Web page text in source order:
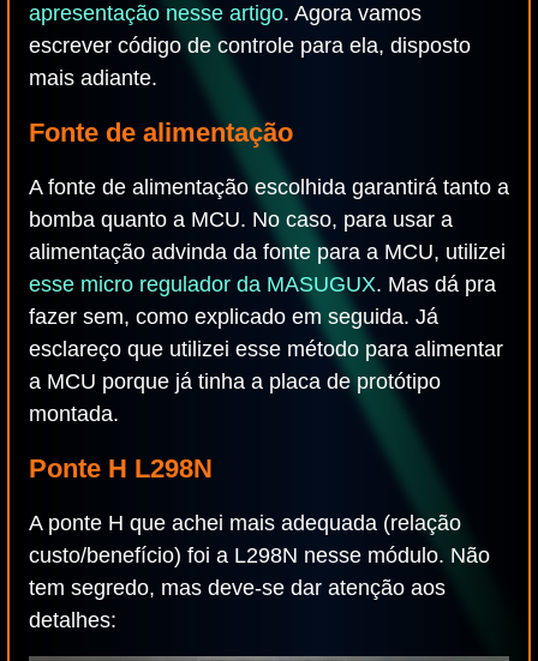
apresentação nesse artigo. Agora vamos
escrever código de controle para ela, disposto
mais adiante.
Fonte de alimentação
A fonte de alimentação escolhida garantirá tanto a
bomba quanto a MCU. No caso, para usar a
alimentação advinda da fonte para a MCU, utilizei
esse micro regulador da MASUGUX. Mas dá pra
fazer sem, como explicado em seguida. Já
esclareço que utilizei esse método para alimentar
a MCU porque já tinha a placa de protótipo
montada.
Ponte H L298N
A ponte H que achei mais adequada (relação
custo/benefício) foi a L298N nesse módulo. Não
tem segredo, mas deve-se dar atenção aos
detalhes: